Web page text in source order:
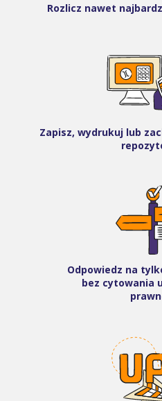
Rozlicz nawet
Zapisz, wydrukuj lub
Odpowiedz na
bez cytowania